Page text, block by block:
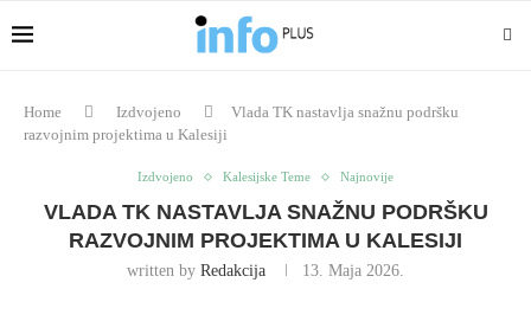
Home Izdvojeno
Vlada TK nastavlja snažnu podršku
razvojnim projektima u Kalesiji
Izdvojeno Kalesijske Teme Najnovije
VLADA TK NASTAVLJA SNAŽNU PODRŠKU
RAZVOJNIM PROJEKTIMA U KALESIJI
written by Redakcija 13. Maja 2026.